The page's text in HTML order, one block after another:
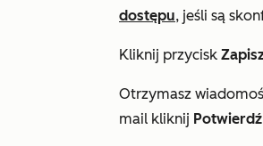
dostępu, jeśli są
Kliknij przycisk
Otrzymasz
mail kliknij